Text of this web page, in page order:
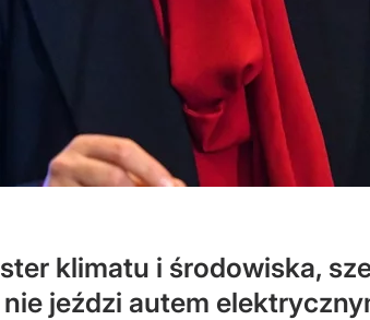
klimatu i środowiska,
jeździ autem